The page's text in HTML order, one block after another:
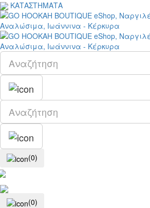
ΚΑΤΑΣΤΗΜΑΤΑ
(0)
(0)